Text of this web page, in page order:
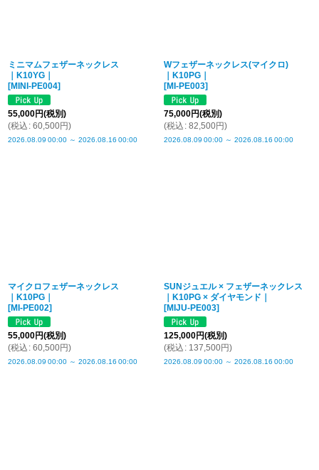
ミニマムフェザーネックレス
｜K10YG｜
[MINI-PE004]
55,000円(税別)
(税込 : 60,500円)
2026.08.09 00:00 ～ 2026.08.16 00:00
Wフェザーネックレス(マイクロ)
｜K10PG｜
[MI-PE003]
75,000円(税別)
(税込 : 82,500円)
2026.08.09 00:00 ～ 2026.08.16 00:00
マイクロフェザーネックレス
｜K10PG｜
[MI-PE002]
55,000円(税別)
(税込 : 60,500円)
2026.08.09 00:00 ～ 2026.08.16 00:00
SUNジュエル × フェザーネックレス
｜K10PG × ダイヤモンド｜
[MIJU-PE003]
125,000円(税別)
(税込 : 137,500円)
2026.08.09 00:00 ～ 2026.08.16 00:00